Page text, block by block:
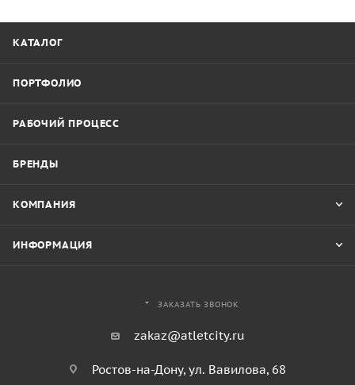
КАТАЛОГ
ПОРТФОЛИО
РАБОЧИЙ ПРОЦЕСС
БРЕНДЫ
КОМПАНИЯ
ИНФОРМАЦИЯ
ЗАКАЗАТЬ ЗВОНОК
zakaz@atletcity.ru
Ростов-на-Дону, ул. Вавилова, 68